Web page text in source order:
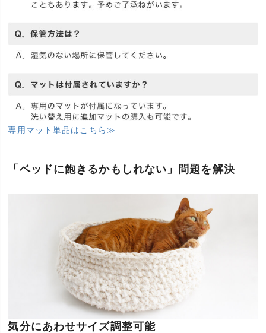
専用マット単品はこちら≫
「ベッドに飽きるかもしれない」問題を解決
気分にあわせサイズ調整可能